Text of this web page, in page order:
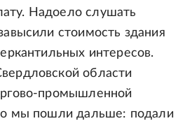
Надоело слушать
стоимость здания
интересов.
области
промышленной
мы пошли дальше: подали